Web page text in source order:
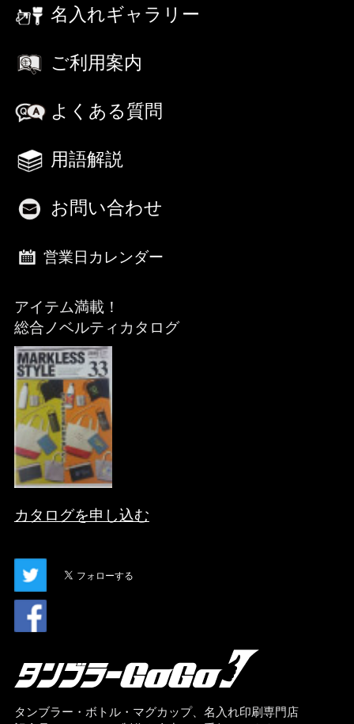
名入れギャラリー
ご利用案内
よくある質問
用語解説
お問い合わせ
営業日カレンダー
アイテム満載！
総合ノベルティカタログ
カタログを申し込む
タンブラー・ボトル・マグカップ、名入れ印刷専門店